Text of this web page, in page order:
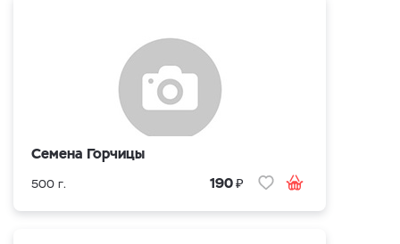
Семена Горчицы
500 г. 190₽